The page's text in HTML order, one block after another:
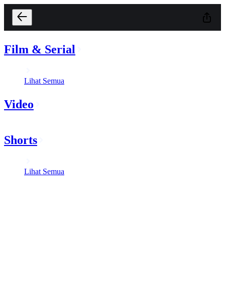
Film & Serial
Lihat Semua
Video
Shorts
Lihat Semua